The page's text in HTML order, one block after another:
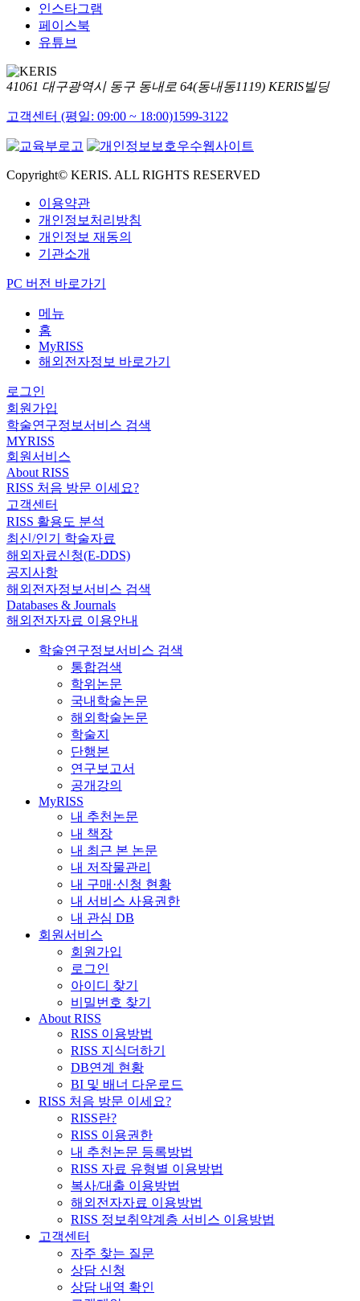
인스타그램
페이스북
유튜브
41061 대구광역시 동구 동내로 64(동내동1119) KERIS빌딩
고객센터 (평일: 09:00 ~ 18:00)1599-3122
Copyright© KERIS. ALL RIGHTS RESERVED
이용약관
개인정보처리방침
개인정보 재동의
기관소개
PC 버전 바로가기
메뉴
홈
MyRISS
해외전자정보 바로가기
로그인
회원가입
학술연구정보서비스 검색
MYRISS
회원서비스
About RISS
RISS 처음 방문 이세요?
고객센터
RISS 활용도 분석
최신/인기 학술자료
해외자료신청(E-DDS)
공지사항
해외전자정보서비스 검색
Databases & Journals
해외전자자료 이용안내
학술연구정보서비스 검색
통합검색
학위논문
국내학술논문
해외학술논문
학술지
단행본
연구보고서
공개강의
MyRISS
내 추천논문
내 책장
내 최근 본 논문
내 저작물관리
내 구매·신청 현황
내 서비스 사용권한
내 관심 DB
회원서비스
회원가입
로그인
아이디 찾기
비밀번호 찾기
About RISS
RISS 이용방법
RISS 지식더하기
DB연계 현황
BI 및 배너 다운로드
RISS 처음 방문 이세요?
RISS란?
RISS 이용권한
내 추천논문 등록방법
RISS 자료 유형별 이용방법
복사/대출 이용방법
해외전자자료 이용방법
RISS 정보취약계층 서비스 이용방법
고객센터
자주 찾는 질문
상담 신청
상담 내역 확인